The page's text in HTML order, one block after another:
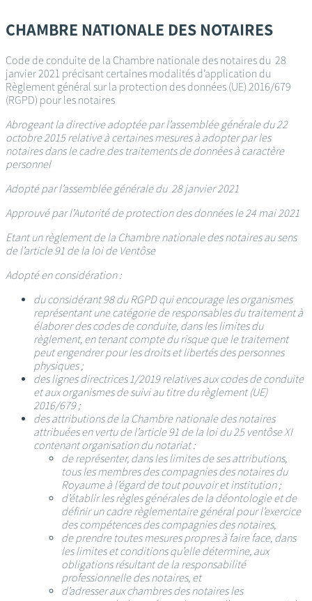
au
contenu
CHAMBRE NATIONALE DES NOTAIRES
Code de conduite de la Chambre nationale des notaires du 28
janvier 2021 précisant certaines modalités d’application du
Règlement général sur la protection des données (UE) 2016/679
(RGPD) pour les notaires
Abrogeant la directive adoptée par l’assemblée générale du 22
octobre 2015 relative à certaines mesures à adopter par les
notaires dans le cadre des traitements de données à caractère
personnel
Adopté par l’assemblée générale du 28 janvier 2021
Approuvé par l’Autorité de protection des données le 24 mai 2021
Etant un règlement de la Chambre nationale des notaires au sens
de l’article 91 de la loi de Ventôse
Adopté en considération :
du considérant 98 du RGPD qui encourage les organismes
représentant une catégorie de responsables du traitement à
élaborer des codes de conduite, dans les limites du
règlement, en tenant compte du risque que le traitement
peut engendrer pour les droits et libertés des personnes
physiques ;
des lignes directrices 1/2019 relatives aux codes de conduite
et aux organismes de suivi au titre du règlement (UE)
2016/679 ;
des attributions de la Chambre nationale des notaires
attribuées en vertu de l’article 91 de la loi du 25 ventôse XI
contenant organisation du notariat :
de représenter, dans les limites de ses attributions,
tous les membres des compagnies des notaires du
Royaume à l’égard de tout pouvoir et institution ;
d’établir les règles générales de la déontologie et de
définir un cadre règlementaire général pour l’exercice
des compétences des compagnies des notaires,
de prendre toutes mesures propres à faire face, dans
les limites et conditions qu’elle détermine, aux
obligations résultant de la responsabilité
professionnelle des notaires, et
d’adresser aux chambres des notaires les